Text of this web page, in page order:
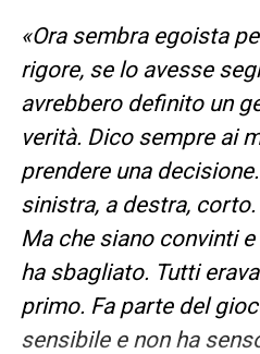
«Ora sembra egoista
rigore, se lo avesse
avrebbero definito un
verità. Dico sempre ai
prendere una
sinistra, a destra,
Ma che siano convinti
ha sbagliato. Tutti
primo. Fa parte del
sensibile e non ha